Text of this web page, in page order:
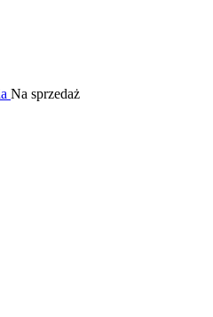
Na sprzedaż